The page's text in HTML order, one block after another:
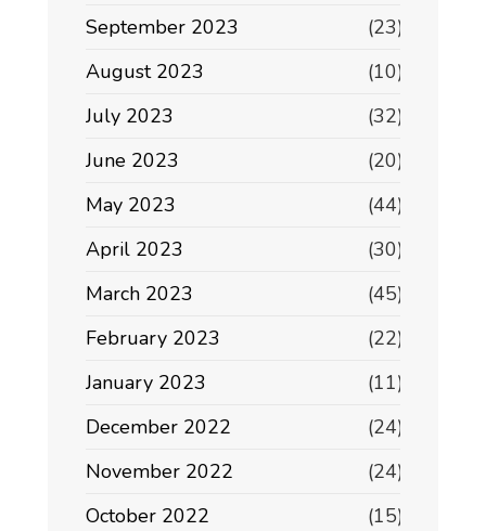
September 2023
(23)
August 2023
(10)
July 2023
(32)
June 2023
(20)
May 2023
(44)
April 2023
(30)
March 2023
(45)
February 2023
(22)
January 2023
(11)
December 2022
(24)
November 2022
(24)
October 2022
(15)